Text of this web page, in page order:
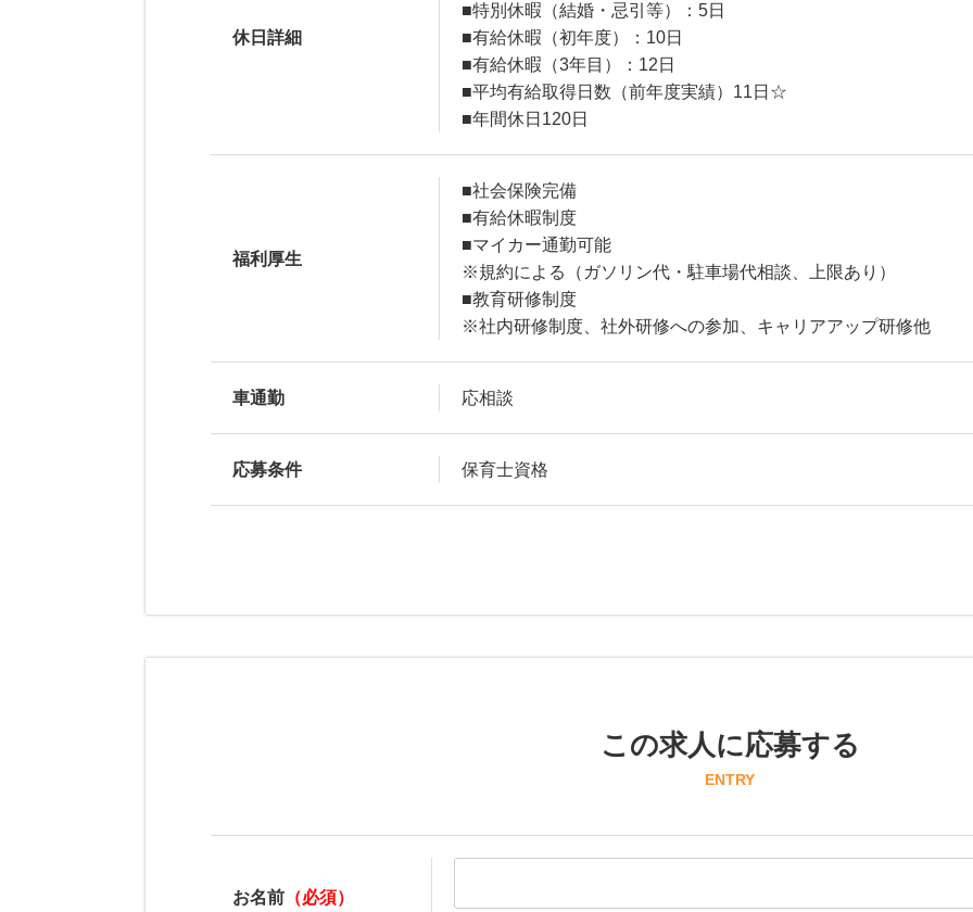
休日詳細
■特別休暇（結婚・忌引等）：5日
■有給休暇（初年度）：10日
■有給休暇（3年目）：12日
■平均有給取得日数（前年度実績）11日☆
■年間休日120日
福利厚生
■社会保険完備
■有給休暇制度
■マイカー通勤可能
※規約による（ガソリン代・駐車場代相談、上限あり）
■教育研修制度
※社内研修制度、社外研修への参加、キャリアアップ研修他
車通勤 応相談
応募条件 保育士資格
この求人に応募する
ENTRY
お名前 （必須）